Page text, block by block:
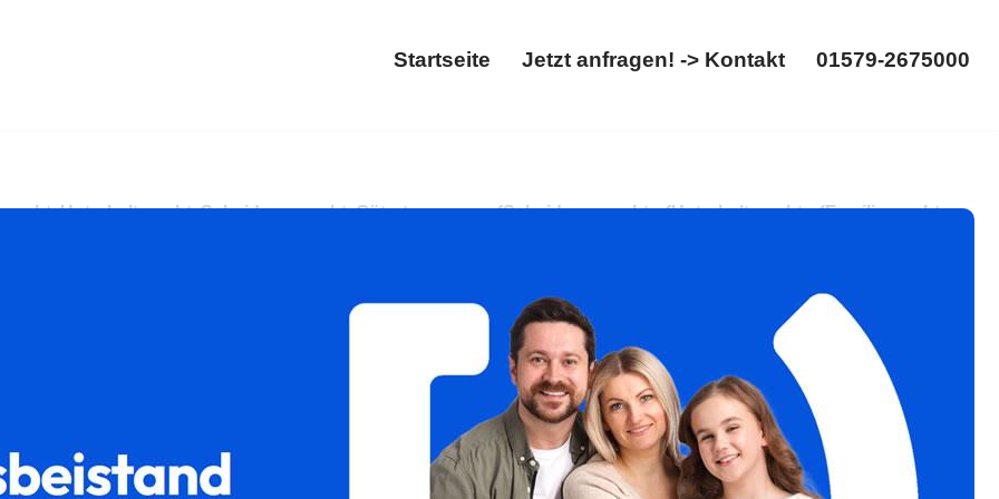
Startseite Jetzt anfragen! -> Kontakt 01579-2675000
Unterhaltsrecht, Scheidungsrecht, Gütertrennung. ✓Scheidungsrecht, ✓Unterhaltsrecht, ✓Familienrecht,